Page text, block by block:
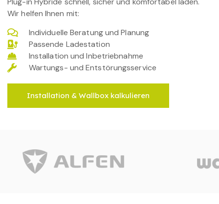
Wir helfen Ihnen mit:
Individuelle Beratung und Planung
Passende Ladestation
Installation und Inbetriebnahme
Wartungs- und Entstörungsservice
Installation & Wallbox kalkulieren